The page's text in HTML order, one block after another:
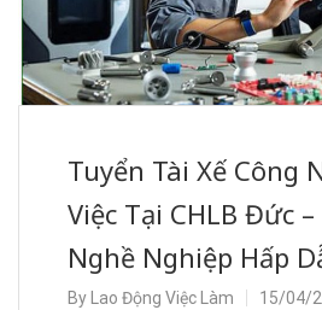
Tuyển Tài Xế Công
Việc Tại CHLB Đức
Nghề Nghiệp Hấp
By Lao Động Việc Làm
15/04/